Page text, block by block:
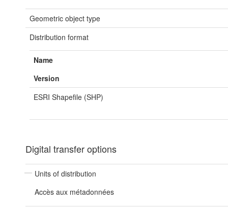
Geometric object type
Distribution format
Name
Version
ESRI Shapefile (SHP)
Digital transfer options
Units of distribution
Accès aux métadonnées